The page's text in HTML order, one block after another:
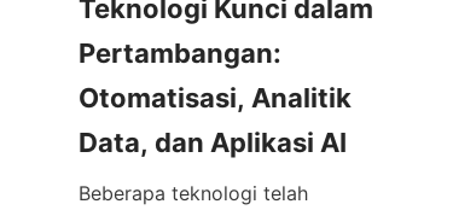
Teknologi Kunci dalam
Pertambangan:
Otomatisasi, Analitik
Beberapa teknologi telah